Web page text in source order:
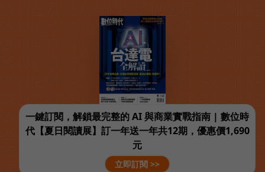
一鍵訂閱，解鎖最完整的 AI 與商業實戰指南 | 數位時
代【夏日閱讀展】訂一年送一年共12期，優惠價1,690
元
立即訂閱 >>